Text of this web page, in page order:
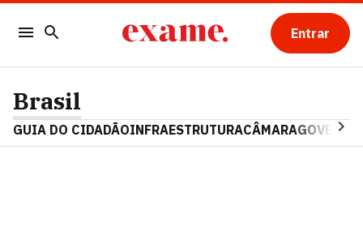
Entrar
Brasil
GUIA DO CIDADÃOINFRAESTRUTURACÂMARAGOVERNO